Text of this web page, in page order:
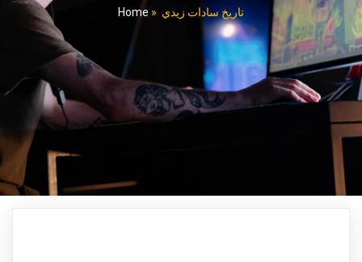
Home » تاريخ سادات زيدي